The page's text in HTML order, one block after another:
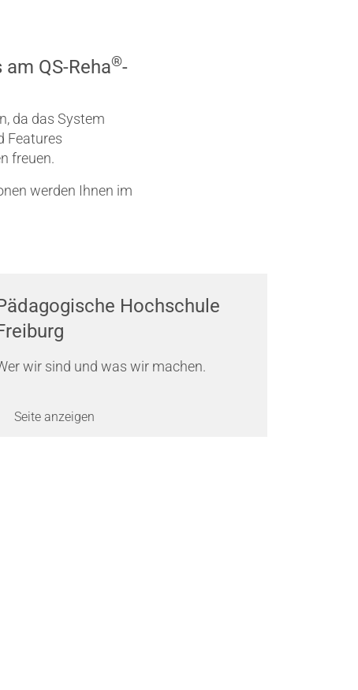
QS-Reha®-
da das System
Features
freuen.
werden Ihnen im
Hochschule
wir sind und was wir machen.
Seite anzeigen